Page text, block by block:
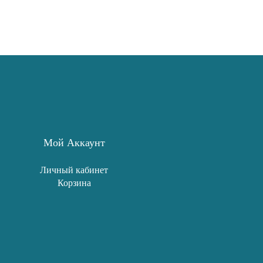
Мой Аккаунт
Личный кабинет
Корзина